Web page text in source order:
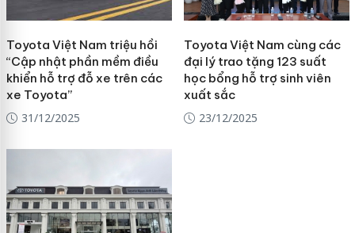
Toyota Việt Nam triệu hồi
“Cập nhật phần mềm điều
khiển hỗ trợ đỗ xe trên các
xe Toyota”
31/12/2025
Toyota Việt Nam cùng các
đại lý trao tặng 123 suất
học bổng hỗ trợ sinh viên
xuất sắc
23/12/2025